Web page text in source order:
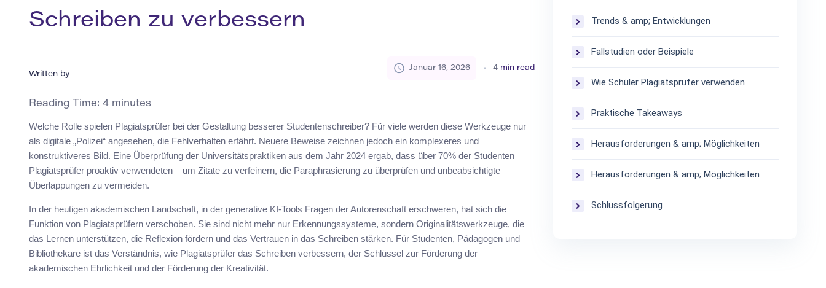
Schreiben zu verbessern
Written by
Januar 16, 2026 4 min read
Reading Time: 4 minutes
Welche Rolle spielen Plagiatsprüfer bei der Gestaltung besserer Studentenschreiber? Für viele werden diese Werkzeuge nur
als digitale „Polizei“ angesehen, die Fehlverhalten erfährt. Neuere Beweise zeichnen jedoch ein komplexeres und
konstruktiveres Bild. Eine Überprüfung der Universitätspraktiken aus dem Jahr 2024 ergab, dass über 70% der Studenten
Plagiatsprüfer proaktiv verwendeten – um Zitate zu verfeinern, die Paraphrasierung zu überprüfen und unbeabsichtigte
Überlappungen zu vermeiden.
In der heutigen akademischen Landschaft, in der generative KI-Tools Fragen der Autorenschaft erschweren, hat sich die
Funktion von Plagiatsprüfern verschoben. Sie sind nicht mehr nur Erkennungssysteme, sondern Originalitätswerkzeuge, die
das Lernen unterstützen, die Reflexion fördern und das Vertrauen in das Schreiben stärken. Für Studenten, Pädagogen und
Bibliothekare ist das Verständnis, wie Plagiatsprüfer das Schreiben verbessern, der Schlüssel zur Förderung der
akademischen Ehrlichkeit und der Förderung der Kreativität.
Trends & amp; Entwicklungen
Fallstudien oder Beispiele
Wie Schüler Plagiatsprüfer verwenden
Praktische Takeaways
Herausforderungen & amp; Möglichkeiten
Herausforderungen & amp; Möglichkeiten
Schlussfolgerung